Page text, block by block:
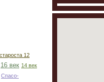
12
16 век 14 век
Спасо-